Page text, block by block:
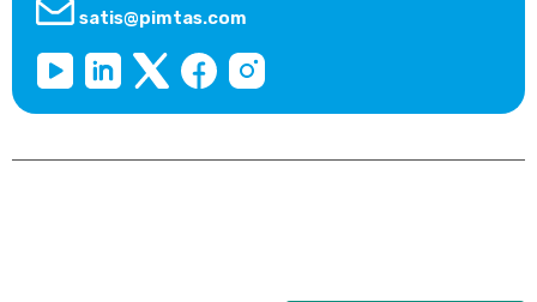
satis@pimtas.com